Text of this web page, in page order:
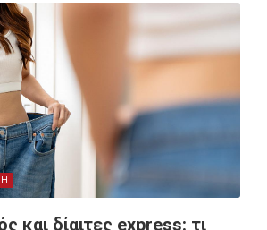
και δίαιτες express: τι